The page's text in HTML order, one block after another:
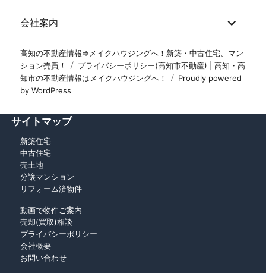
会社案内
高知の不動産情報⇒メイクハウジングへ！新築・中古住宅、マン
ション売買！
プライバシーポリシー(高知市不動産) | 高知・高
知市の不動産情報はメイクハウジングへ！
Proudly powered
by WordPress
サイトマップ
新築住宅
中古住宅
売土地
分譲マンション
リフォーム済物件
動画で物件ご案内
売却(買取)相談
プライバシーポリシー
会社概要
お問い合わせ